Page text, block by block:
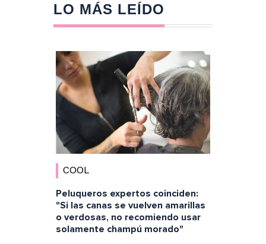
LO MÁS LEÍDO
COOL
Peluqueros expertos coinciden:
"Si las canas se vuelven amarillas
o verdosas, no recomiendo usar
solamente champú morado"